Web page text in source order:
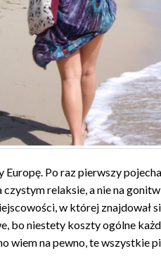
Europę. Po raz pierwszy
czystym relaksie, a nie na
w której znajdował
bo niestety koszty ogólne
wiem na pewno, te wszystkie